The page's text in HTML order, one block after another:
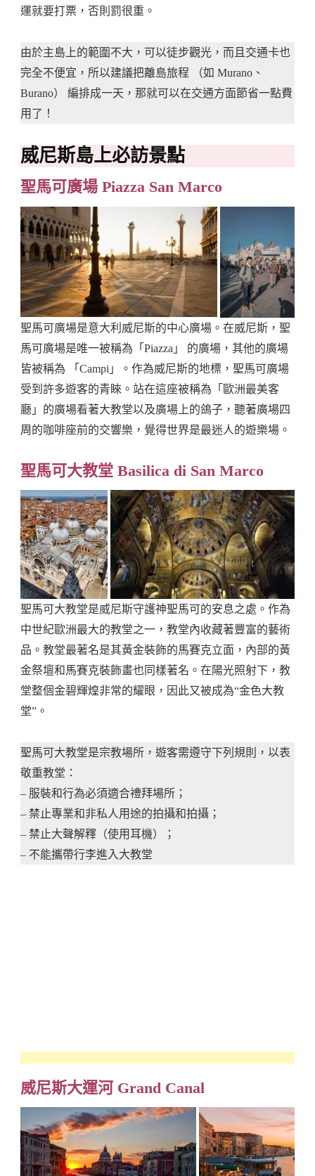
運就要打票，否則罰很重。
由於主島上的範圍不大，可以徒步觀光，而且交通卡也
完全不便宜，所以建議把離島旅程 （如 Murano、
Burano） 編排成一天，那就可以在交通方面節省一點費
用了！
威尼斯島上必訪景點
聖馬可廣場 Piazza San Marco
聖馬可廣場是意大利威尼斯的中心廣場。在威尼斯，聖
馬可廣場是唯一被稱為「Piazza」 的廣場，其他的廣場
皆被稱為 「Campi」。作為威尼斯的地標，聖馬可廣場
受到許多遊客的青睞。站在這座被稱為「歐洲最美客
廳」的廣場看著大教堂以及廣場上的鴿子，聽著廣場四
周的咖啡座前的交響樂，覺得世界是最迷人的遊樂場。
聖馬可大教堂 Basilica di San Marco
聖馬可大教堂是威尼斯守護神聖馬可的安息之處。作為
中世紀歐洲最大的教堂之一，教堂內收藏著豐富的藝術
品。教堂最著名是其黃金裝飾的馬賽克立面，內部的黃
金祭壇和馬賽克裝飾畫也同樣著名。在陽光照射下，教
堂整個金碧輝煌非常的耀眼，因此又被成為“金色大教
堂”。
聖馬可大教堂是宗教場所，遊客需遵守下列規則，以表
敬重教堂：
– 服裝和行為必須適合禮拜場所；
– 禁止專業和非私人用途的拍攝和拍攝；
– 禁止大聲解釋（使用耳機）；
– 不能攜帶行李進入大教堂
威尼斯大運河 Grand Canal